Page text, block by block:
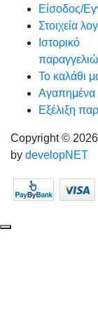
Είσοδος/
Στοιχεία
Ιστορικό
Το καλάθι
Αγαπημένα
Εξέλιξη
Copyright ©
by developNET